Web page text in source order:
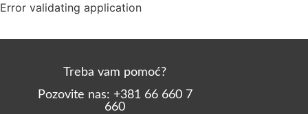
Error validating application
Treba vam pomoć?
Pozovite nas: +381 66 660 7
660